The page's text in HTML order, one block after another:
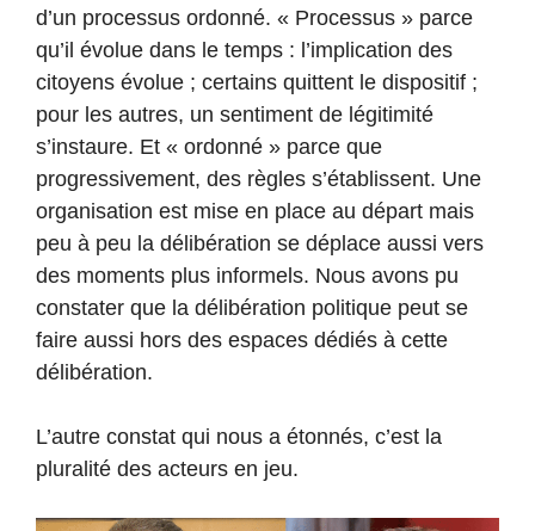
d’un processus ordonné. « Processus » parce
qu’il évolue dans le temps : l’implication des
citoyens évolue ; certains quittent le dispositif ;
pour les autres, un sentiment de légitimité
s’instaure. Et « ordonné » parce que
progressivement, des règles s’établissent. Une
organisation est mise en place au départ mais
peu à peu la délibération se déplace aussi vers
des moments plus informels. Nous avons pu
constater que la délibération politique peut se
faire aussi hors des espaces dédiés à cette
délibération.
L’autre constat qui nous a étonnés, c’est la
pluralité des acteurs en jeu.